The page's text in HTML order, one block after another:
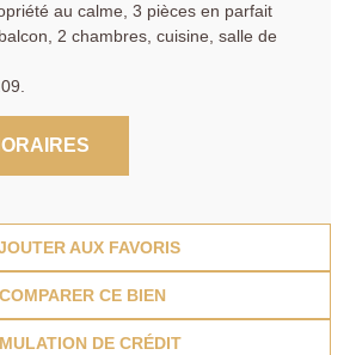
au calme, 3 pièces en parfait
2 chambres, cuisine, salle de
AUX FAVORIS
COMPARER CE BIEN
DE CRÉDIT